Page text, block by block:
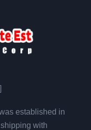
established in
with